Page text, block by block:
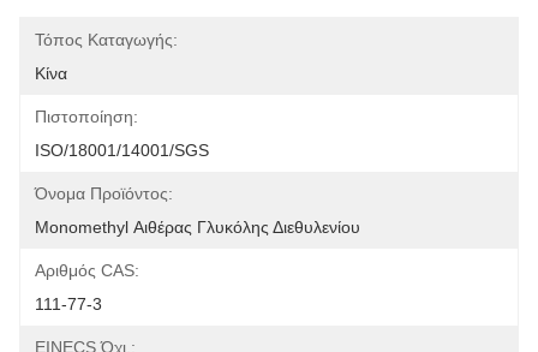
Τόπος Καταγωγής:
Κίνα
Πιστοποίηση:
ISO/18001/14001/SGS
Όνομα Προϊόντος:
Monomethyl Αιθέρας Γλυκόλης Διεθυλενίου
Αριθμός CAS:
111-77-3
EINECS Όχι.: